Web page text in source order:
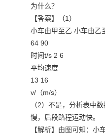
为什么？
【答案】（1）
小车由甲至乙 小车由乙
64 90
时间t/s 2 6
平均速度
13 16
v/（m/s）
（2）不是，分析表中
慢，后段路程运动快。
【解析】由图可知：小